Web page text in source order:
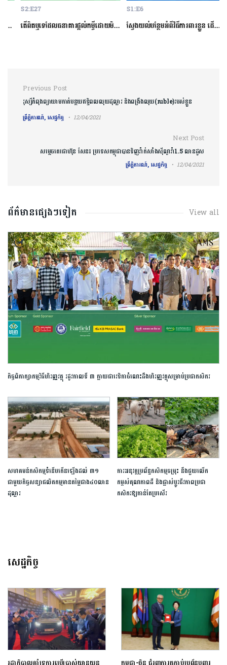
S2:E27
តើពិតឬទេដែលធនាគារផ្ដល់កម្ចីដោយមិនសិក្សាលើលទ្ធភាពសងត្រឡប់?
S1:E6
ស្វែងយល់បន្ថែមអំពីវិធីការពារខ្លួន ដើម្បីជៀសវាងពីការឆបោកតាមបច្ចេកវិទ្យាហិរញ្ញវត្ថុ!
Post navigation
Previous Post
រុស្សីកំពុងព្យាយាមកាត់បន្ថយឥទ្ធិពលលុយដុល្លារ និងពង្រឹងលុយ(ruble)របស់ខ្លួន
ព្រឹត្តិការណ៍, សេដ្ឋកិច្ច 12/04/2021
Next Post
សម្តេចតេជោហ៊ុន សែន៖ ប្រទេសកម្ពុជាបានទិញវ៉ាក់សាំងស៊ីណូវ៉ា1.5 លានដូស
ព្រឹត្តិការណ៍, សេដ្ឋកិច្ច 12/04/2021
ព័ត៌មានផ្សេងៗទៀត View all
កិច្ចពិភាក្សាកម្មវិធីហិរញ្ញវត្ថុ​ រដូវកាលទី ៣ ក្លាយជាវេទិកាចំណេះដឹងហិរញ្ញវត្ថុសម្រាប់ប្រជាកសិករ
សហគមន៍កសិកម្មទំនើបកើនឡើងដល់ ៣១
ជាមួយកិច្ចសន្យាផលិតកម្មមានតម្លៃជាង៤០លាន
ដុល្លារ
ការអនុវត្ត​ប្រព័ន្ធ​កសិកម្ម​ចម្រុះ​ នឹងជួយ​លើក​
កម្ពស់​គុណភាពដី​ និងផ្លាស់ប្តូរជីវភាពប្រជា​
កសិករ​ឱ្យកាន់​តែ​ប្រសើរ
សេដ្ឋកិច្ច